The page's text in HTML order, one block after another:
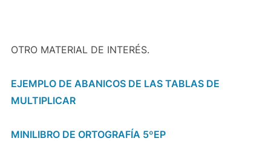
OTRO MATERIAL DE INTERÉS.
EJEMPLO DE ABANICOS DE LAS TABLAS DE
MULTIPLICAR
MINILIBRO DE ORTOGRAFÍA 5ºEP